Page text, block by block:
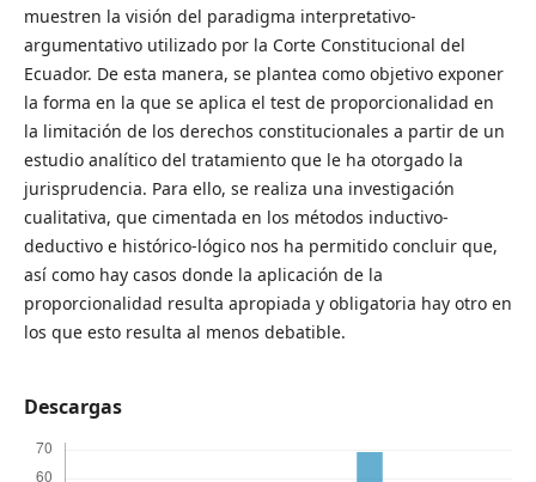
muestren la visión del paradigma interpretativo-
argumentativo utilizado por la Corte Constitucional del
Ecuador. De esta manera, se plantea como objetivo exponer
la forma en la que se aplica el test de proporcionalidad en
la limitación de los derechos constitucionales a partir de un
estudio analítico del tratamiento que le ha otorgado la
jurisprudencia. Para ello, se realiza una investigación
cualitativa, que cimentada en los métodos inductivo-
deductivo e histórico-lógico nos ha permitido concluir que,
así como hay casos donde la aplicación de la
proporcionalidad resulta apropiada y obligatoria hay otro en
los que esto resulta al menos debatible.
Descargas